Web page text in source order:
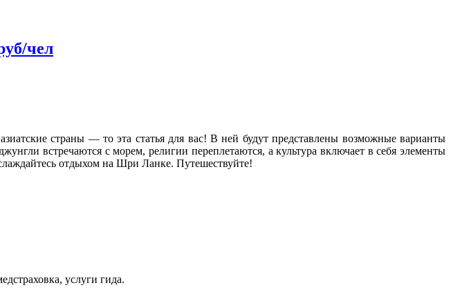
чел
страны — то эта статья для вас! В ней будут представлены возможные варианты
встречаются с морем, религии переплетаются, а культура включает в себя элементы
отдыхом на Шри Ланке. Путешествуйте!
услуги гида.